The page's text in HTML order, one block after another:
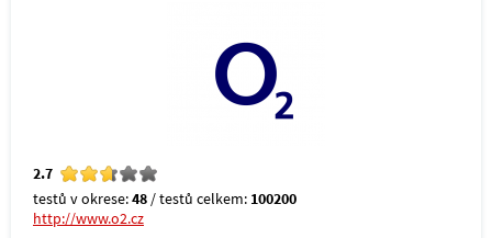
2.7
testů v okrese:48 / testů celkem: 100200
http://www.o2.cz